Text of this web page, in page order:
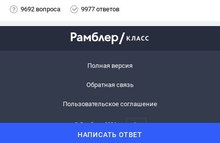
НАПИСАТЬ ОТВЕТ
9692 вопроса 9977 ответов
Полная версия
Обратная связь
Пользовательское соглашение
© Рамблер,2026 6+